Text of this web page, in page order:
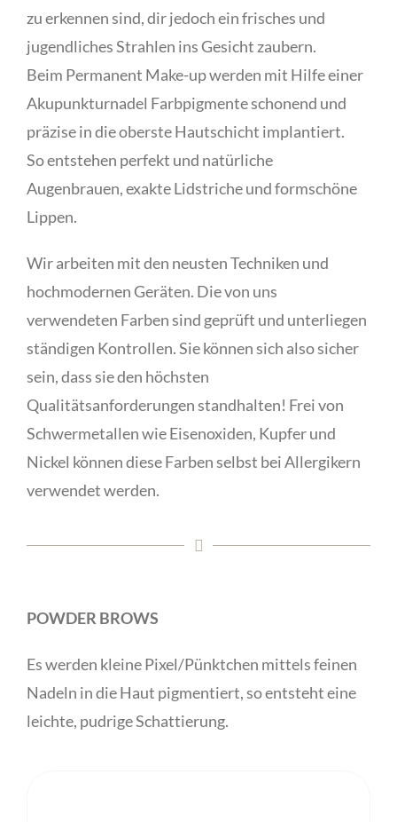
zu erkennen sind, dir jedoch ein frisches und
jugendliches Strahlen ins Gesicht zaubern.
Beim Permanent Make-up werden mit Hilfe einer
Akupunkturnadel Farbpigmente schonend und
präzise in die oberste Hautschicht implantiert.
So entstehen perfekt und natürliche
Augenbrauen, exakte Lidstriche und formschöne
Lippen.
Wir arbeiten mit den neusten Techniken und
hochmodernen Geräten. Die von uns
verwendeten Farben sind geprüft und unterliegen
ständigen Kontrollen. Sie können sich also sicher
sein, dass sie den höchsten
Qualitätsanforderungen standhalten! Frei von
Schwermetallen wie Eisenoxiden, Kupfer und
Nickel können diese Farben selbst bei Allergikern
verwendet werden.
POWDER BROWS
Es werden kleine Pixel/Pünktchen mittels feinen
Nadeln in die Haut pigmentiert, so entsteht eine
leichte, pudrige Schattierung.